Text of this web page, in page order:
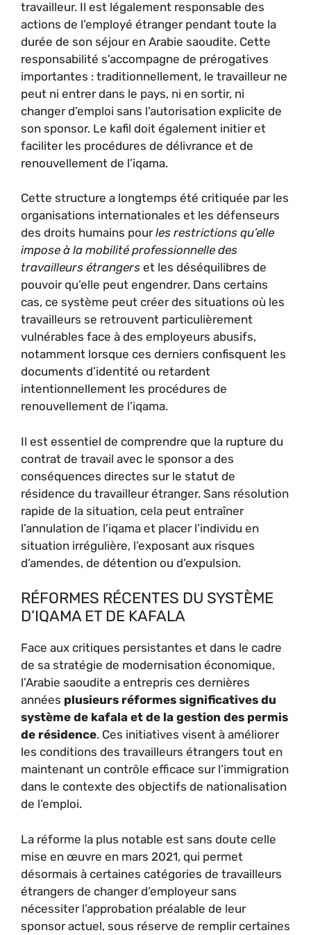
travailleur. Il est légalement responsable des
actions de l’employé étranger pendant toute la
durée de son séjour en Arabie saoudite. Cette
responsabilité s’accompagne de prérogatives
importantes : traditionnellement, le travailleur ne
peut ni entrer dans le pays, ni en sortir, ni
changer d’emploi sans l’autorisation explicite de
son sponsor. Le kafil doit également initier et
faciliter les procédures de délivrance et de
renouvellement de l’iqama.
Cette structure a longtemps été critiquée par les
organisations internationales et les défenseurs
des droits humains pourles restrictions qu’elle
impose à la mobilité professionnelle des
travailleurs étrangers et les déséquilibres de
pouvoir qu’elle peut engendrer. Dans certains
cas, ce système peut créer des situations où les
travailleurs se retrouvent particulièrement
vulnérables face à des employeurs abusifs,
notamment lorsque ces derniers confisquent les
documents d’identité ou retardent
intentionnellement les procédures de
renouvellement de l’iqama.
Il est essentiel de comprendre que la rupture du
contrat de travail avec le sponsor a des
conséquences directes sur le statut de
résidence du travailleur étranger. Sans résolution
rapide de la situation, cela peut entraîner
l’annulation de l’iqama et placer l’individu en
situation irrégulière, l’exposant aux risques
d’amendes, de détention ou d’expulsion.
RÉFORMES RÉCENTES DU SYSTÈME
D’IQAMA ET DE KAFALA
Face aux critiques persistantes et dans le cadre
de sa stratégie de modernisation économique,
l’Arabie saoudite a entrepris ces dernières
années plusieurs réformes significatives du
système de kafala et de la gestion des permis
de résidence. Ces initiatives visent à améliorer
les conditions des travailleurs étrangers tout en
maintenant un contrôle efficace sur l’immigration
dans le contexte des objectifs de nationalisation
de l’emploi.
La réforme la plus notable est sans doute celle
mise en œuvre en mars 2021, qui permet
désormais à certaines catégories de travailleurs
étrangers de changer d’employeur sans
nécessiter l’approbation préalable de leur
sponsor actuel, sous réserve de remplir certaines